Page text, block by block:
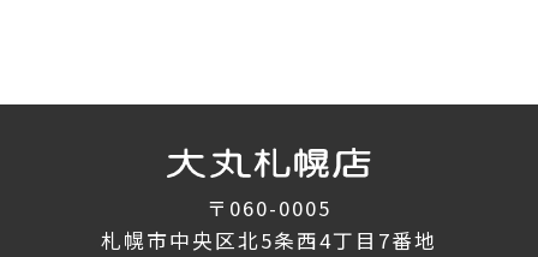
〒060-0005
札幌市中央区北5条西4丁目7番地